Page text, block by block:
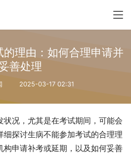
理由：如何合理申请并
善处理
2025-03-17 02:31
状况，尤其是在考试期间，可能会
细探讨生病不能参加考试的合理理
构申请补考或延期，以及如何妥善